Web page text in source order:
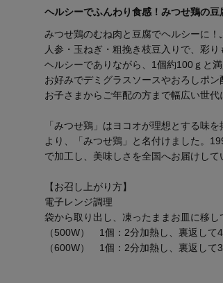
ヘルシーでふんわり食感！みつせ鶏の豆
みつせ鶏のむね肉と豆腐でヘルシーに！
人参・玉ねぎ・粗挽き枝豆入りで、彩り
ヘルシーでありながら、1個約100ｇと満
お好みでデミグラスソースやおろしポ
お子さまからご年配の方まで幅広い世代
「みつせ鶏」はヨコオが理想とする味
より、「みつせ鶏」と名付けました。
で加工し、美味しさを全国へお届けして
【お召し上がり方】
電子レンジ調理
袋から取り出し、凍ったままお皿に移
（500W） 1個：2分加熱し、裏返して
（600W） 1個：2分加熱し、裏返して